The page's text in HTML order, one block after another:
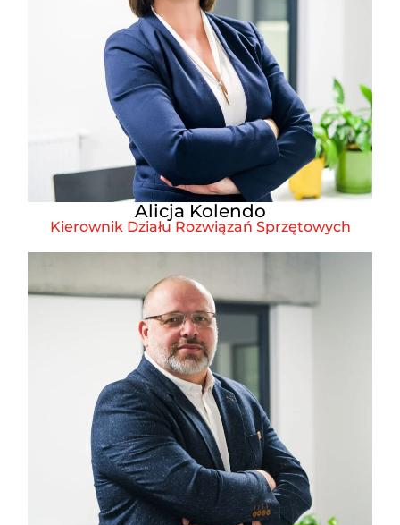
Alicja Kolendo
Kierownik Działu Rozwiązań Sprzętowych